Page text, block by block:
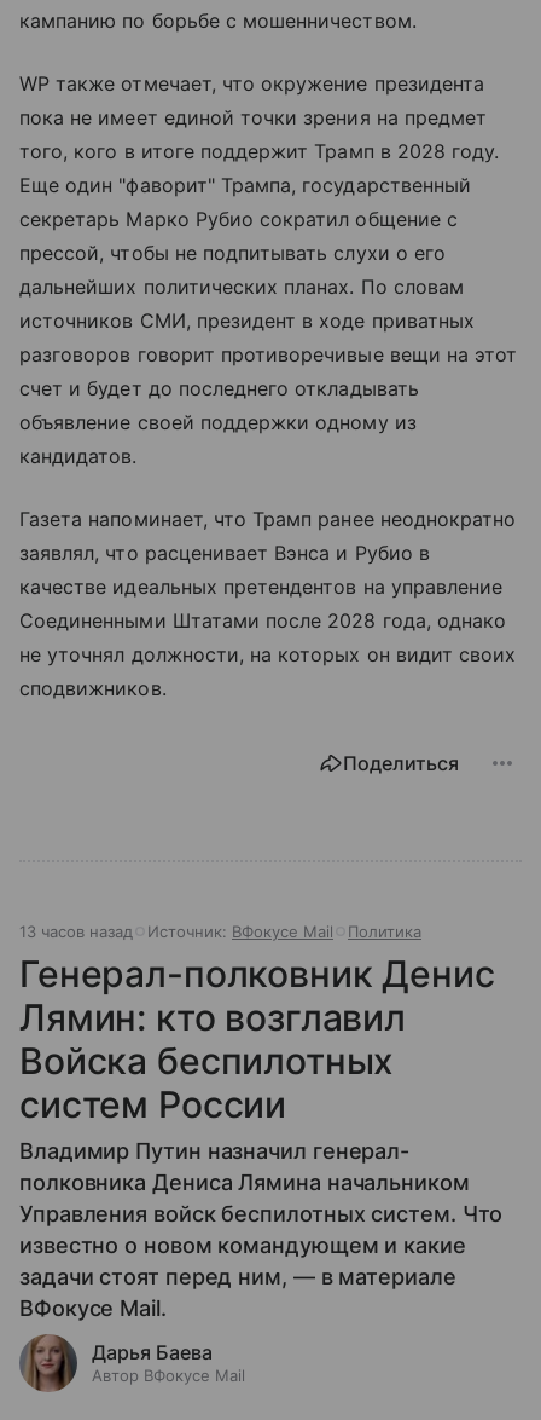
кампанию по борьбе с мошенничеством.
WP также отмечает, что окружение президента
пока не имеет единой точки зрения на предмет
того, кого в итоге поддержит Трамп в 2028 году.
Еще один "фаворит" Трампа, государственный
секретарь Марко Рубио сократил общение с
прессой, чтобы не подпитывать слухи о его
дальнейших политических планах. По словам
источников СМИ, президент в ходе приватных
разговоров говорит противоречивые вещи на этот
счет и будет до последнего откладывать
объявление своей поддержки одному из
кандидатов.
Газета напоминает, что Трамп ранее неоднократно
заявлял, что расценивает Вэнса и Рубио в
качестве идеальных претендентов на управление
Соединенными Штатами после 2028 года, однако
не уточнял должности, на которых он видит своих
сподвижников.
Поделиться
13 часов назад Источник: ВФокусе Mail Политика
Генерал-полковник Денис
Лямин: кто возглавил
Войска беспилотных
систем России
Владимир Путин назначил генерал-
полковника Дениса Лямина начальником
Управления войск беспилотных систем. Что
известно о новом командующем и какие
задачи стоят перед ним, — в материале
ВФокусе Mail.
Дарья Баева
Автор ВФокусе Mail